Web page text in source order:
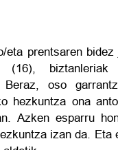
eta prentsaren
(16), biztanleriak
oso
hezkuntza ona
Azken esparru
izan da. Eta